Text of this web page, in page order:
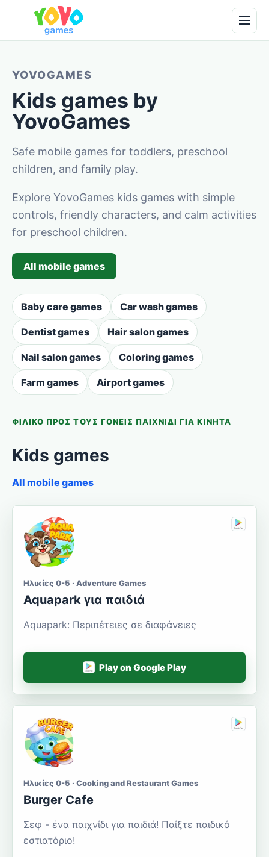
YOVOGAMES
Kids games by
YovoGames
Safe mobile games for toddlers, preschool
children, and family play.
Explore YovoGames kids games with simple
controls, friendly characters, and calm activities
for preschool children.
All mobile games
Baby care games Car wash games
Dentist games Hair salon games
Nail salon games Coloring games
Farm games Airport games
ΦΙΛΙΚΌ ΠΡΟΣ ΤΟΥΣ ΓΟΝΕΊΣ ΠΑΙΧΝΊΔΙ ΓΙΑ ΚΙΝΗΤΆ
Kids games
All mobile games
Ηλικίες 0-5 · Adventure Games
Aquapark για παιδιά
Aquapark: Περιπέτειες σε διαφάνειες
Play on Google Play
Ηλικίες 0-5 · Cooking and Restaurant Games
Burger Cafe
Σεφ - ένα παιχνίδι για παιδιά! Παίξτε παιδικό
εστιατόριο!